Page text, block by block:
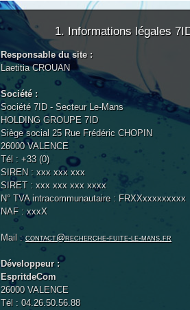
1. Informations légales
Responsable du site :
Laetitia CROUAN
Société :
Société 7ID - Secteur Le-Mans
HOLDING GROUPE 7ID
Siège social 25 Rue Frédéric CHOPIN
26000 VALENCE
Tél : +33 (0)
SIREN : xxx xxx xxx
SIRET : xxx xxx xxx xxxx
N° TVA intracommunautaire : FRXXxxxxxxxxx
NAF : xxxX
Mail :contact@recherche-fuite-le-mans.fr
Développeur :
EspritdeCom
26000 VALENCE
Tél : 04.26.50.56.88